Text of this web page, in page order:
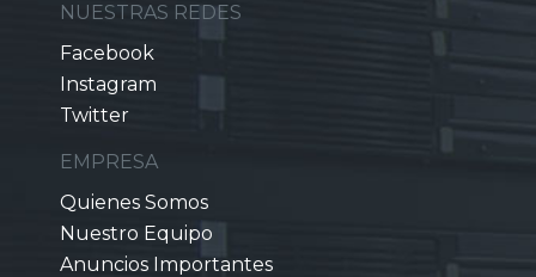
NUESTRAS REDES
Facebook
Instagram
Twitter
EMPRESA
Quienes Somos
Nuestro Equipo
Anuncios Importantes